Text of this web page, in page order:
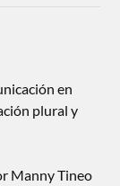
en
plural y
Manny Tineo